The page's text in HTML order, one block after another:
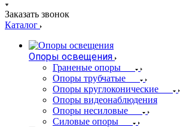
Заказать звонок
Каталог
Опоры освещения
Граненые опоры
Опоры трубчатые
Опоры круглоконические
Опоры видеонаблюдения
Опоры несиловые
Силовые опоры